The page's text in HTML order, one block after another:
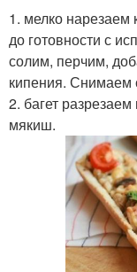
1. мелко нарезаем
до готовности с
солим, перчим,
кипения. Снимаем
2. багет
мякиш.